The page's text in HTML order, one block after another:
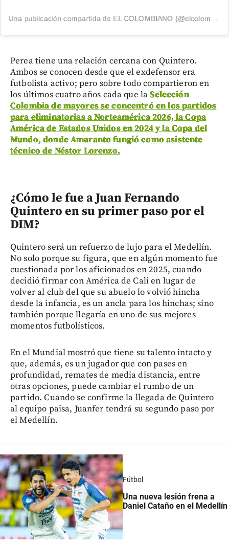
Una publicación compartida de EL COLOMBIANO (@elcolombiano_)
Perea tiene una relación cercana con Quintero.
Ambos se conocen desde que el exdefensor era
futbolista activo; pero sobre todo compartieron en
los últimos cuatro años cada que laSelección
Colombia de mayores se concentró en los partidos
para eliminatorias a Norteamérica 2026, la Copa
América de Estados Unidos en 2024 y la Copa del
Mundo, donde Amaranto fungió como asistente
técnico de Néstor Lorenzo.
¿Cómo le fue a Juan Fernando
Quintero en su primer paso por el
DIM?
Quintero será un refuerzo de lujo para el Medellín.
No solo porque su figura, que en algún momento fue
cuestionada por los aficionados en 2025, cuando
decidió firmar con América de Cali en lugar de
volver al club del que su abuelo lo volvió hincha
desde la infancia, es un ancla para los hinchas; sino
también porque llegaría en uno de sus mejores
momentos futbolísticos.
En el Mundial mostró que tiene su talento intacto y
que, además, es un jugador que con pases en
profundidad, remates de media distancia, entre
otras opciones, puede cambiar el rumbo de un
partido. Cuando se confirme la llegada de Quintero
al equipo paisa, Juanfer tendrá su segundo paso por
el Medellín.
Fútbol
Una nueva lesión frena a
Daniel Cataño en el Medellín